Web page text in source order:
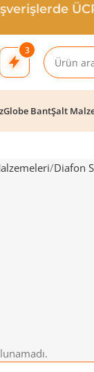
3
Globe BantŞalt
Diafon